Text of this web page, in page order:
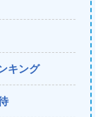
キング